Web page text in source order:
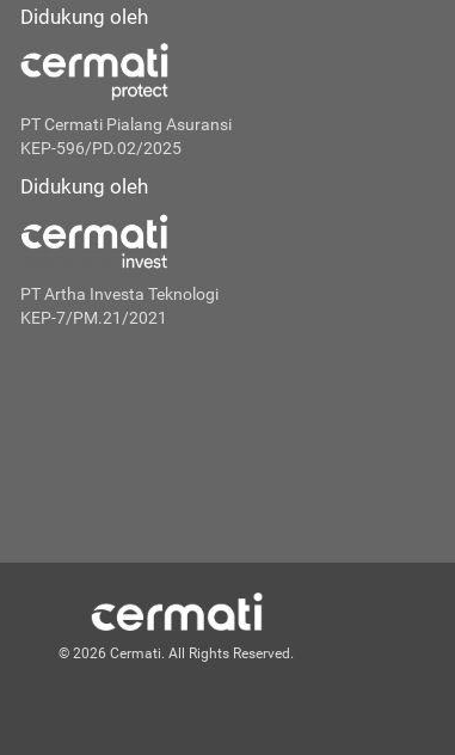
Didukung oleh
PT Cermati Pialang Asuransi
KEP-596/PD.02/2025
Didukung oleh
PT Artha Investa Teknologi
KEP-7/PM.21/2021
© 2026 Cermati. All Rights Reserved.